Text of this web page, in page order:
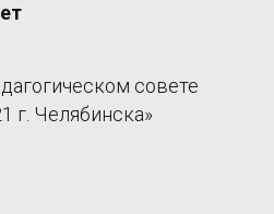
совете
Челябинска»